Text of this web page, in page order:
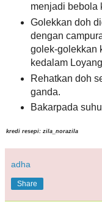
menjadi bebola
Golekkan doh
dengan
golek-golekkan
kedalam
Rehatkan doh
ganda.
Bakarpada
kredi resepi: zila_norazila
adha
Share